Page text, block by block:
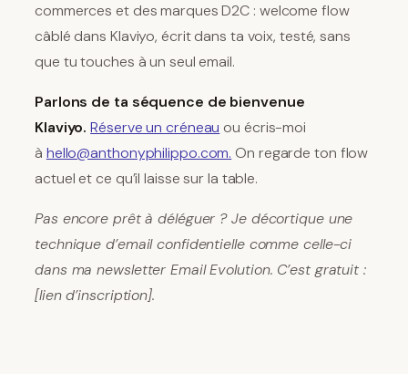
commerces et des marques D2C : welcome flow
câblé dans Klaviyo, écrit dans ta voix, testé, sans
que tu touches à un seul email.
Parlons de ta séquence de bienvenue
Klaviyo. Réserve un créneau ou écris-moi
à hello@anthonyphilippo.com. On regarde ton flow
actuel et ce qu’il laisse sur la table.
Pas encore prêt à déléguer ? Je décortique une
technique d’email confidentielle comme celle-ci
dans ma newsletter Email Evolution. C’est gratuit :
[lien d’inscription].